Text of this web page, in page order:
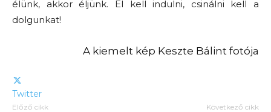
élünk, akkor éljünk. El kell indulni, csinálni kell a
dolgunkat!
A kiemelt kép Keszte Bálint fotója
Twitter
Előző cikk Következő cikk